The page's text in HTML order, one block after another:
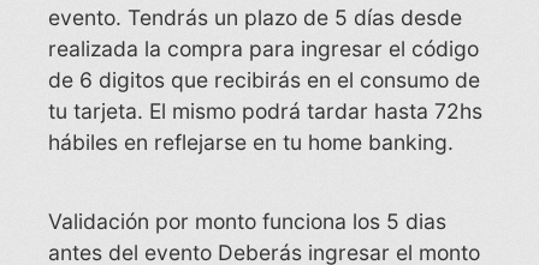
evento. Tendrás un plazo de 5 días desde
realizada la compra para ingresar el código
de 6 digitos que recibirás en el consumo de
tu tarjeta. El mismo podrá tardar hasta 72hs
hábiles en reflejarse en tu home banking.
Validación por monto funciona los 5 dias
antes del evento Deberás ingresar el monto